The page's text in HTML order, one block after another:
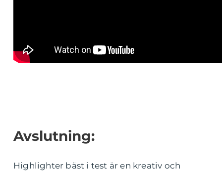
Avslutning:
Highlighter bäst i test är en kreativ och